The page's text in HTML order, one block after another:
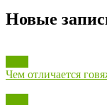
Новые
Чем отличается